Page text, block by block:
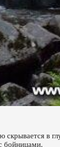
в
бойницами.